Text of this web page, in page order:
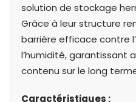
solution de stockage
Grâce à leur structure
barrière efficace contre
l’humidité, garantissant
contenu sur le long
Caractéristiques :